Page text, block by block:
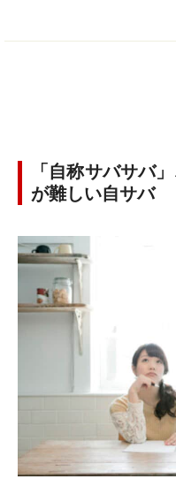
「自称サバサバ
が難しい自サバ